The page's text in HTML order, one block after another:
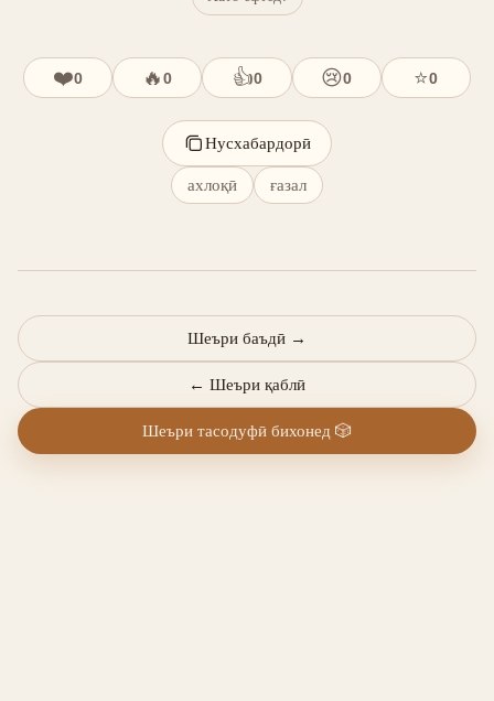
❤️0 🔥0 👍0 😢0 ⭐0
Нусхабардорӣ
ахлоқӣ ғазал
← Шеъри қаблӣ
Шеъри баъдӣ →
Шеъри тасодуфӣ бихонед 🎲